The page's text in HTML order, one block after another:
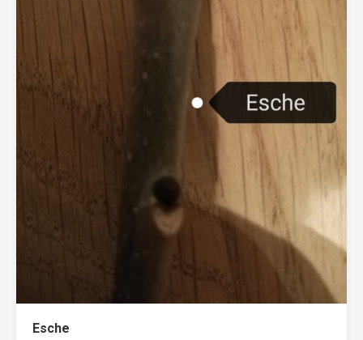
Esche